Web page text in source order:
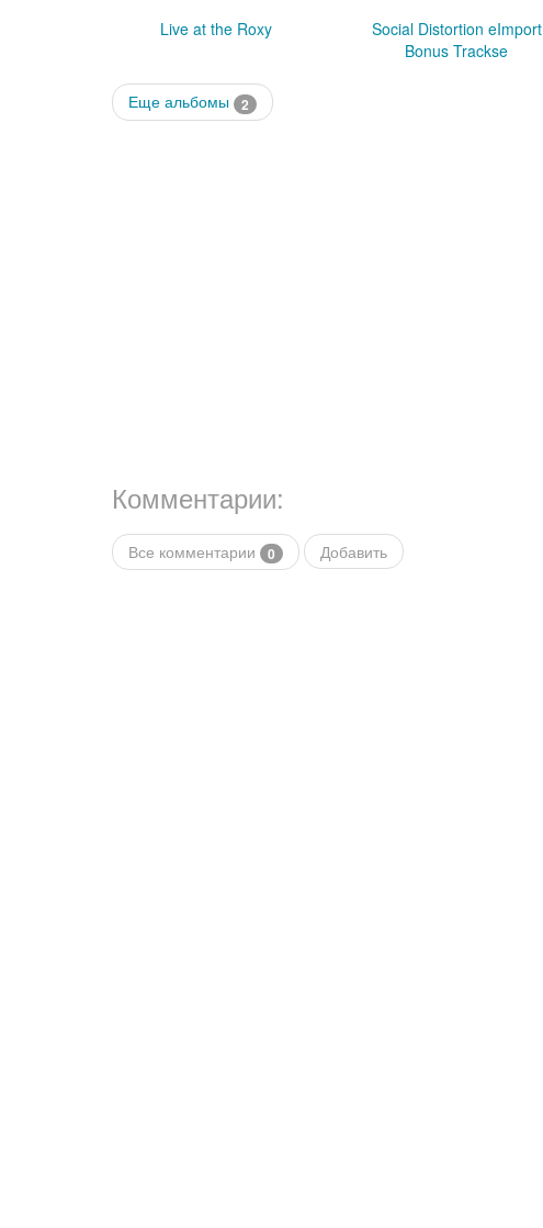
Live at the Roxy
Social Distortion eImport
Bonus Trackse
Еще альбомы 2
Комментарии:
Все комментарии 0 Добавить